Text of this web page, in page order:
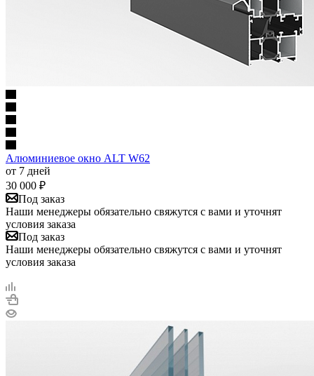
Алюминиевое окно ALT W62
от 7 дней
30 000 ₽
Под заказ
Наши менеджеры обязательно свяжутся с вами и уточнят
условия заказа
Под заказ
Наши менеджеры обязательно свяжутся с вами и уточнят
условия заказа